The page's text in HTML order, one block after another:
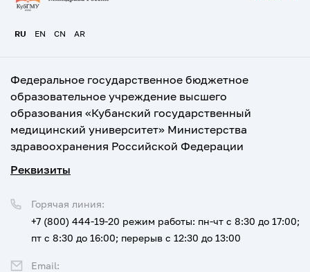
RU EN CN AR
Федеральное государственное бюджетное
образовательное учреждение высшего
образования «Кубанский государственный
медицинский университет» Министерства
здравоохранения Российской Федерации
Реквизиты
Горячая линия:
+7 (800) 444-19-20 режим работы: пн-чт с 8:30 до 17:00;
пт с 8:30 до 16:00; перерыв с 12:30 до 13:00
Email: